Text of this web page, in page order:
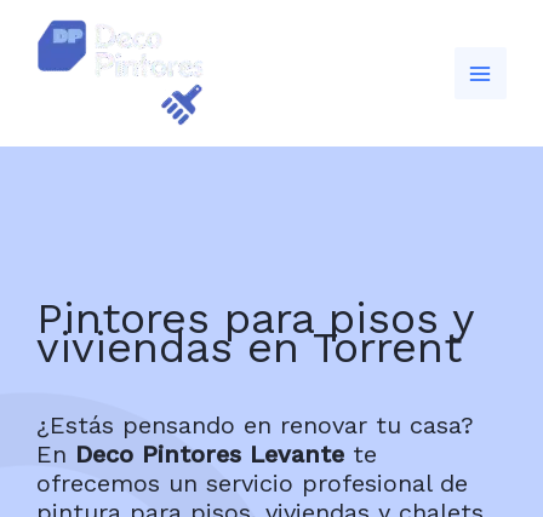
contenido
Pintores para pisos y
viviendas en Torrent
¿Estás pensando en renovar tu casa?
En Deco Pintores Levante te
ofrecemos un servicio profesional de